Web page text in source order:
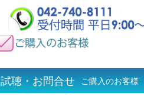
試聴・お問合せ ご購入のお客様